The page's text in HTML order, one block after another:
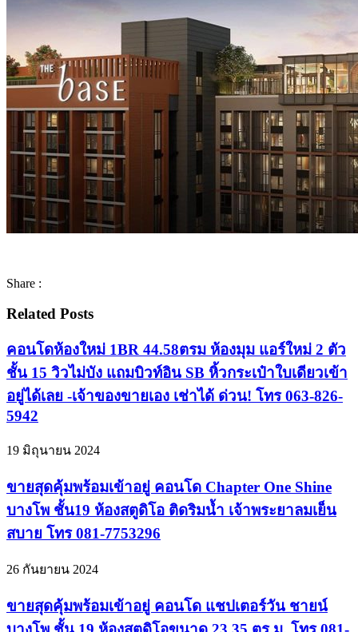
Share :
Related Posts
คอนโดห้องใหม่ 1BR 44.58ตรม ห้องมุม แอร์ใหม่ 2 ตัว
ชั้น 15 วิวไม่บัง แถมบิวท์อิน SB หิ้วกระเป๋าใบเดียวเข้า
อยู่ได้เลย -เจ้าของขายเอง เช่าได้ ด่วน! โทร 063-826-
5942
19 มิถุนายน 2024
ขายสุดคุ้มพร้อมเข้าอยู่ คอนโด Chapter One Shine
บางโพ ชั้น19 ห้องสตูดิโอ ติดริมน้ำ เจ้าพระยาลมเย็น
สบาย โทร 081-7753296
26 กันยายน 2024
ขายสุดคุ้มพร้อมเข้าอยู่ คอนโด แชปเตอร์วัน ชายน์